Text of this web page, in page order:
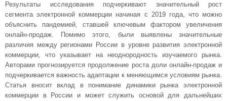
Результаты исследования подчеркивают значительный рост
сегмента электронной коммерции начиная с 2019 года, что можно
объяснить пандемией, ставшей ключевым фактором увеличения
онлайн-продаж. Помимо этого, были выявлены значительные
различия между регионами России в уровне развития электронной
коммерции, что указывает на неоднородность изучаемого рынка.
Авторами прогнозируется продолжение роста доли онлайн-продаж и
подчеркивается важность адаптации к меняющимся условиям рынка.
Статья вносит вклад в понимание динамики рынка электронной
коммерции в России и может служить основой для дальнейших